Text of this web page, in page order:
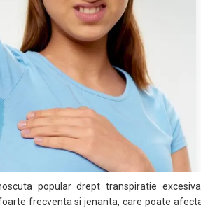
popular drept transpiratie
frecventa si jenanta, care poate